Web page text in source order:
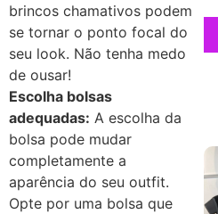
brincos chamativos podem
se tornar o ponto focal do
seu look. Não tenha medo
de ousar!
Escolha bolsas
adequadas: A escolha da
bolsa pode mudar
completamente a
aparência do seu outfit.
Opte por uma bolsa que